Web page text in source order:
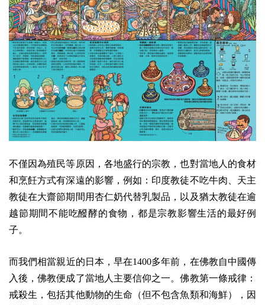
不僅因為殖民等原因，各地盛行的宗教，也對當地人的食材
和烹飪方式有深遠的影響，例如：印度教徒不吃牛肉、天主
教徒在大齋節期間用杏仁奶代替乳製品，以及猶太教徒在逾
越節期間不能吃醱酵的食物，都是宗教影響生活的最好例
子。
而我們相當親近的日本，早在1400多年前，在佛教自中國傳
入後，佛教便成了當地人主要信仰之一。佛教第一條戒律：
戒殺生，包括其他動物的生命（但不包含魚類和海鮮），因